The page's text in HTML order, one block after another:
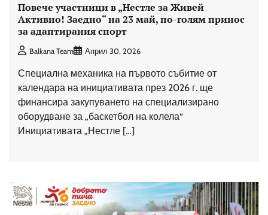
Повече участници в „Нестле за Живей
Активно! Заедно“ на 23 май, по-голям принос
за адаптирания спорт
Balkana Team Април 30, 2026
Специална механика на първото събитие от
календара на инициативата през 2026 г. ще
финансира закупуването на специализирано
оборудване за „баскетбол на колела“
Инициативата „Нестле […]